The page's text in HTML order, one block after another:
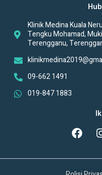
Klinik Medina Kuala
Tengku Mohamad,
Terengganu,
09-662 1491
019-847 1883